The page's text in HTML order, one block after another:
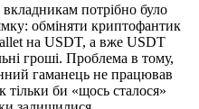
потрібно було
обміняти криптофантик
на USDT, а вже USDT
гроші. Проблема в тому,
гаманець не працював
би «щось сталося»